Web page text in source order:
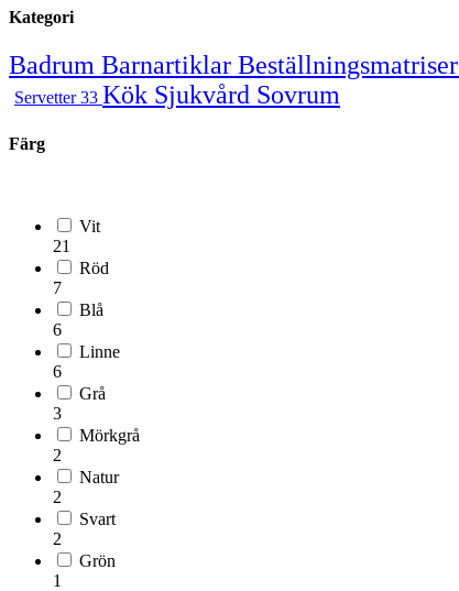
Kategori
Badrum Barnartiklar Beställningsmatriser
Servetter33 Kök Sjukvård Sovrum
Färg
Vit
21
Röd
7
Blå
6
Linne
6
Grå
3
Mörkgrå
2
Natur
2
Svart
2
Grön
1